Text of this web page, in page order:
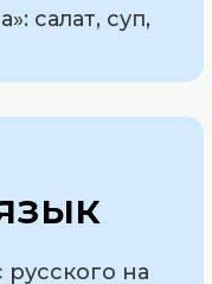
салат, суп,
русского на